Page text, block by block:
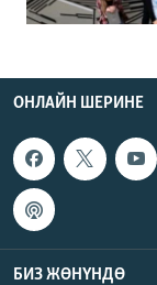
ОНЛАЙН ШЕРИНЕ
БИЗ ЖӨНҮНДӨ